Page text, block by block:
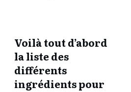
Voilà tout d’abord
la liste des
différents
ingrédients pour